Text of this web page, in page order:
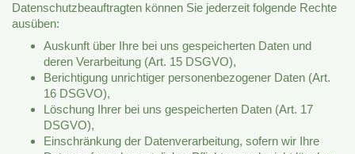
Datenschutzbeauftragten können Sie jederzeit folgende Rechte
ausüben:
Auskunft über Ihre bei uns gespeicherten Daten und
deren Verarbeitung (Art. 15 DSGVO),
Berichtigung unrichtiger personenbezogener Daten (Art.
16 DSGVO),
Löschung Ihrer bei uns gespeicherten Daten (Art. 17
DSGVO),
Einschränkung der Datenverarbeitung, sofern wir Ihre